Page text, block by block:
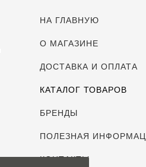
НА ГЛАВНУЮ
О МАГАЗИНЕ
ДОСТАВКА И ОПЛАТА
КАТАЛОГ ТОВАРОВ
БРЕНДЫ
ПОЛЕЗНАЯ
КОНТАКТЫ